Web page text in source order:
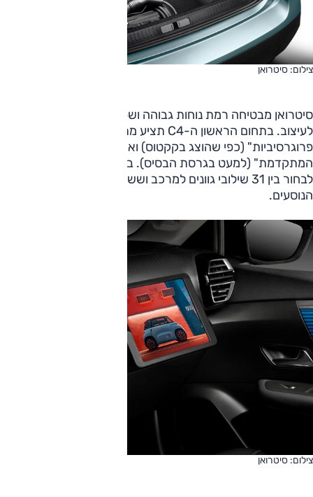
צילום: סיטרואן
סיטרואן מבטיחה רמת נוחות גבוהה ושפע אפשרויות התאמה
לעיצוב. בתחום הראשון ה-C4 תציע מתלי "כריות הידראוליות
פרוגרסיביות" (כפי שהוצג בקקטוס) ואת "מושבי הנוחות
המתקדמת" (למעט בגרסת הבסיס). בתחום ההתאמה תוכלו
לבחור בין 31 שילובי גוונים למרכב ושש חבילות עיצוב לתא
הנוסעים.
צילום: סיטרואן